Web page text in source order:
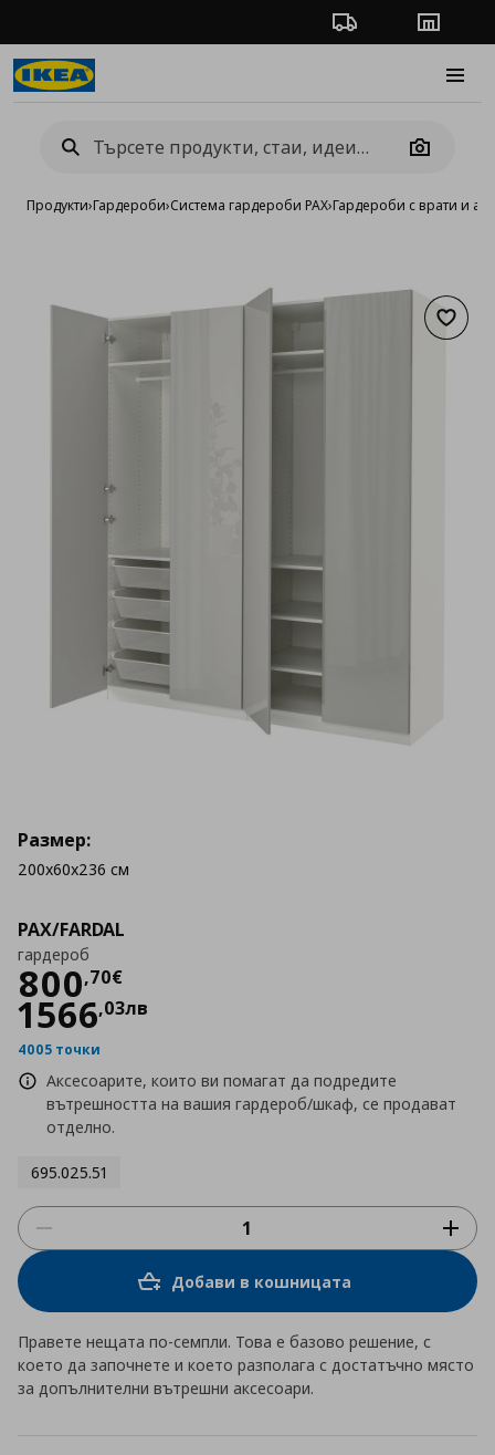
Проследяване на
Camera
Продукти›Гардероби›Система гардероби PAX›Гардероби с врати и
PAX/FARDAL
гардероб
800,70€
Цена800,70 €
1566,03лв
4005 точки
Аксесоарите, които ви помагат да подредите
вътрешността на вашия гардероб/шкаф, се продават
отделно.
695.025.51
Размер:
200x60x236 см
Добави в кошницата
Правете нещата по-семпли. Това е базово решение, с
което да започнете и което разполага с достатъчно място
за допълнителни вътрешни аксесоари.